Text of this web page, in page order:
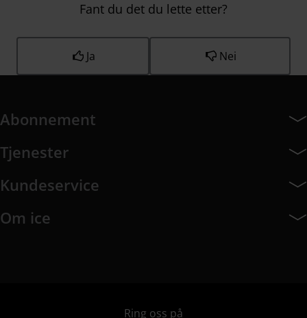
Fant du det du lette etter?
Ja Nei
Abonnement
Tjenester
Kundeservice
Om ice
Ring oss på